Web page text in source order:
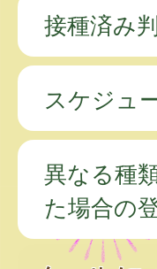
接種済み
スケジュ
異なる種
た場合の